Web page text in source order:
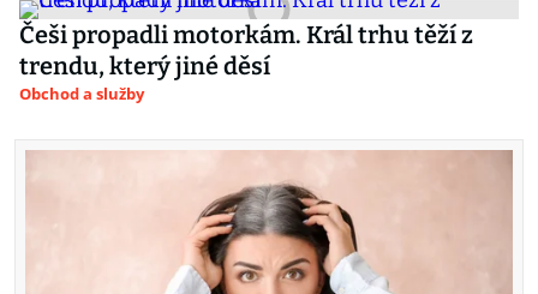
Češi propadli motorkám. Král trhu těží z
trendu, který jiné děsí
Obchod a služby